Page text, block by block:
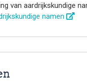
van aardrijkskundige
namen